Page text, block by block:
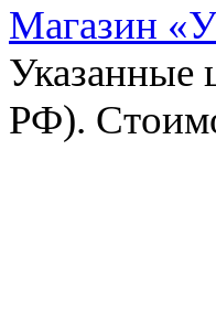
Магазин
Указанные
РФ).